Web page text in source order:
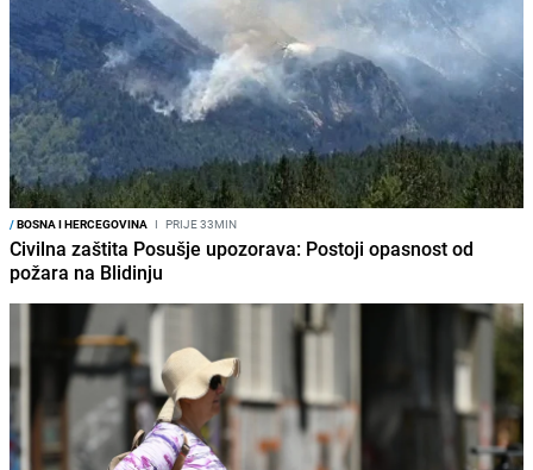
/BOSNA I HERCEGOVINA I PRIJE 33MIN
Civilna zaštita Posušje upozorava: Postoji opasnost od
požara na Blidinju